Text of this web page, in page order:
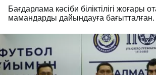
Бағдарлама кәсіби біліктілігі жоғары
мамандарды дайындауға бағытталған.